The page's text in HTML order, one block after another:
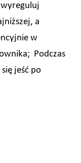
wyreguluj
a
w
Podczas
jeść po